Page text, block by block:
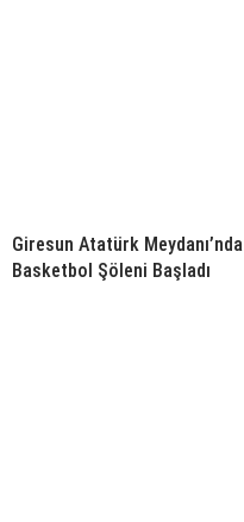
Giresun Atatürk Meydanı’nda
Basketbol Şöleni Başladı